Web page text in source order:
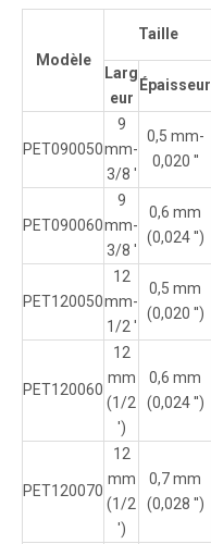
Modèle
Taille
Larg
eur
Épaisseur
PET090050
9
mm-
3/8 '
0,5 mm-
0,020 ''
PET090060
9
mm-
3/8 '
0,6 mm
(0,024 '')
PET120050
12
mm-
1/2 '
0,5 mm
(0,020 '')
PET120060
12
mm
(1/2
')
0,6 mm
(0,024 '')
PET120070
12
mm
(1/2
')
0,7 mm
(0,028 '')